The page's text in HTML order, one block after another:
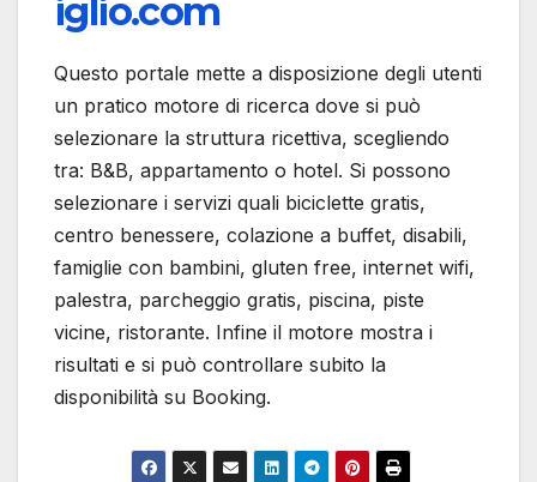
iglio.com
Questo portale mette a disposizione degli utenti
un pratico motore di ricerca dove si può
selezionare la struttura ricettiva, scegliendo
tra: B&B, appartamento o hotel. Si possono
selezionare i servizi quali biciclette gratis,
centro benessere, colazione a buffet, disabili,
famiglie con bambini, gluten free, internet wifi,
palestra, parcheggio gratis, piscina, piste
vicine, ristorante. Infine il motore mostra i
risultati e si può controllare subito la
disponibilità su Booking.